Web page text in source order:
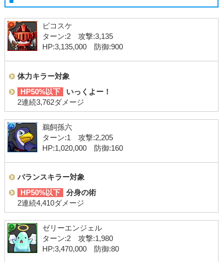
ピコスケ
ターン:2 攻撃:3,135
HP:3,135,000 防御:900
体力キラー対象
HP50%以下
いっくよー！
2連続3,762ダメージ
鵜飼孫六
ターン:1 攻撃:2,205
HP:1,020,000 防御:160
バランスキラー対象
HP50%以下
分身の術
2連続4,410ダメージ
ゼリーエンジェル
ターン:2 攻撃:1,980
HP:3,470,000 防御:80